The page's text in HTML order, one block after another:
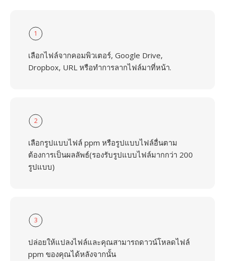
1
เลือกไฟล์จากคอมพิวเตอร์, Google Drive,
Dropbox, URL หรือทำการลากไฟล์มาที่หน้า.
2
เลือกรูปแบบไฟล์ ppm หรือรูปแบบไฟล์อื่นตาม
ต้องการเป็นผลลัพธ์(รองรับรูปแบบไฟล์มากกว่า 200
รูปแบบ)
3
ปล่อยให้แปลงไฟล์และคุณสามารถดาวน์โหลดไฟล์
ppm ของคุณได้หลังจากนั้น